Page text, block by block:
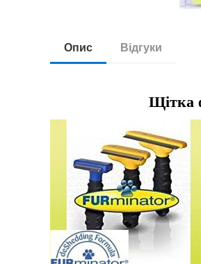
Опис Відгуки
Щітка